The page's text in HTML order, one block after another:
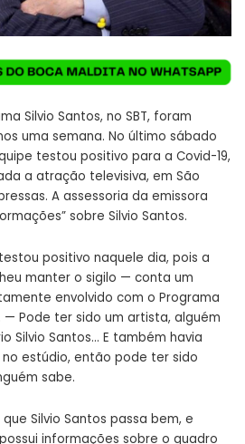
Silvio Santos, no SBT, foram
uma semana. No último sábado
testou positivo para a Covid-19,
a atração televisiva, em São
A assessoria da emissora
sobre Silvio Santos.
positivo naquele dia, pois a
manter o sigilo — conta um
envolvido com o Programa
— Pode ter sido um artista, alguém
Silvio Santos… E também havia
estúdio, então pode ter sido
sabe.
que Silvio Santos passa bem, e
informações sobre o quadro